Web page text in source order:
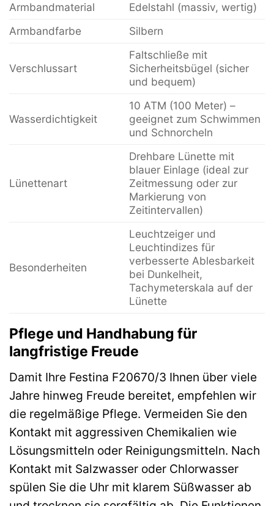
Armbandmaterial
Edelstahl (massiv, wertig)
Armbandfarbe
Silbern
Verschlussart
Faltschließe mit
Sicherheitsbügel (sicher
und bequem)
Wasserdichtigkeit
10 ATM (100 Meter) –
geeignet zum Schwimmen
und Schnorcheln
Lünettenart
Drehbare Lünette mit
blauer Einlage (ideal zur
Zeitmessung oder zur
Markierung von
Zeitintervallen)
Besonderheiten
Leuchtzeiger und
Leuchtindizes für
verbesserte Ablesbarkeit
bei Dunkelheit,
Tachymeterskala auf der
Lünette
Pflege und Handhabung für
langfristige Freude
Damit Ihre Festina F20670/3 Ihnen über viele
Jahre hinweg Freude bereitet, empfehlen wir
die regelmäßige Pflege. Vermeiden Sie den
Kontakt mit aggressiven Chemikalien wie
Lösungsmitteln oder Reinigungsmitteln. Nach
Kontakt mit Salzwasser oder Chlorwasser
spülen Sie die Uhr mit klarem Süßwasser ab